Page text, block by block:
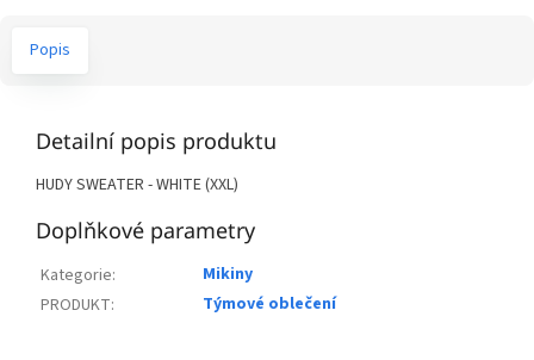
Popis
Detailní popis produktu
HUDY SWEATER - WHITE (XXL)
Doplňkové parametry
Kategorie:
Mikiny
PRODUKT: Týmové oblečení